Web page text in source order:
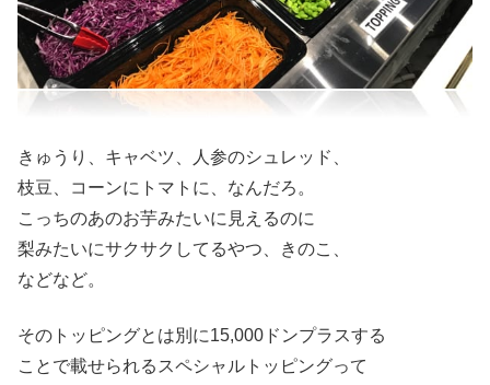
きゅうり、キャベツ、人参のシュレッド、
枝豆、コーンにトマトに、なんだろ。
こっちのあのお芋みたいに見えるのに
梨みたいにサクサクしてるやつ、きのこ、
などなど。
そのトッピングとは別に15,000ドンプラスする
ことで載せられるスペシャルトッピングって